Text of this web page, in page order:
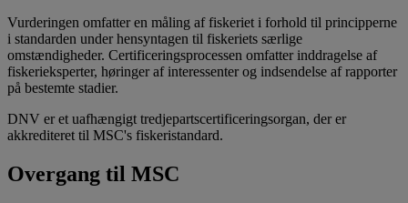
Vurderingen omfatter en måling af fiskeriet i forhold til principperne
i standarden under hensyntagen til fiskeriets særlige
omstændigheder. Certificeringsprocessen omfatter inddragelse af
fiskerieksperter, høringer af interessenter og indsendelse af rapporter
på bestemte stadier.
DNV er et uafhængigt tredjepartscertificeringsorgan, der er
akkrediteret til MSC's fiskeristandard.
Overgang til MSC